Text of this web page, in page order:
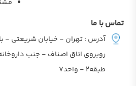
تماس با ما
آدرس : تهران - خیابان شریعتی -
طبقه2 - واحد7